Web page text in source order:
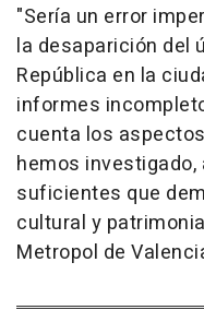
"Sería un error
la desaparición del
República en la
informes
cuenta los
hemos
suficientes que
cultural y
Metropol de